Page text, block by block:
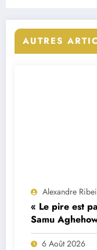
AUTRES
Alexandre
« Le pire est
Samu
Porto ?
6 Août 2026